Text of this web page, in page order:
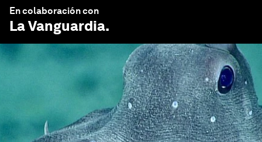
En colaboración con
La Vanguardia.